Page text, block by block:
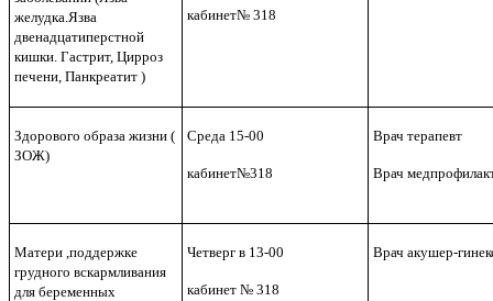
желудка.Язва
двенадцатиперстной
кишки. Гастрит, Цирроз
печени, Панкреатит )
кабинет№ 318
Здорового образа жизни (
ЗОЖ)
Среда 15-00
кабинет№318
Врач терапевт
Врач
Матери ,поддержке
грудного вскармливания
для беременных
Четверг в 13-00
кабинет № 318
Врач акушер-